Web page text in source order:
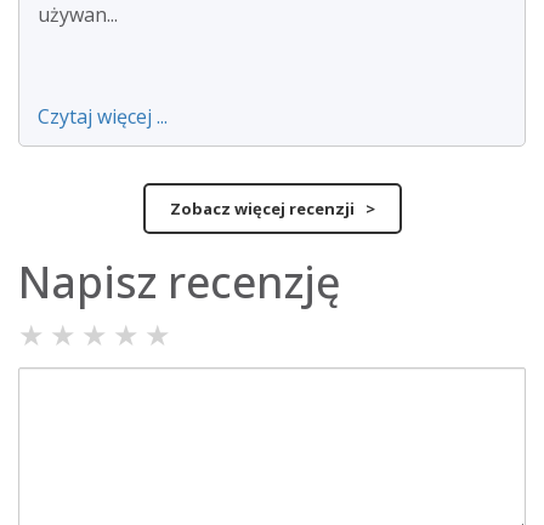
używan...
Czytaj więcej ...
Zobacz więcej recenzji >
Napisz recenzję
★ ★ ★ ★ ★